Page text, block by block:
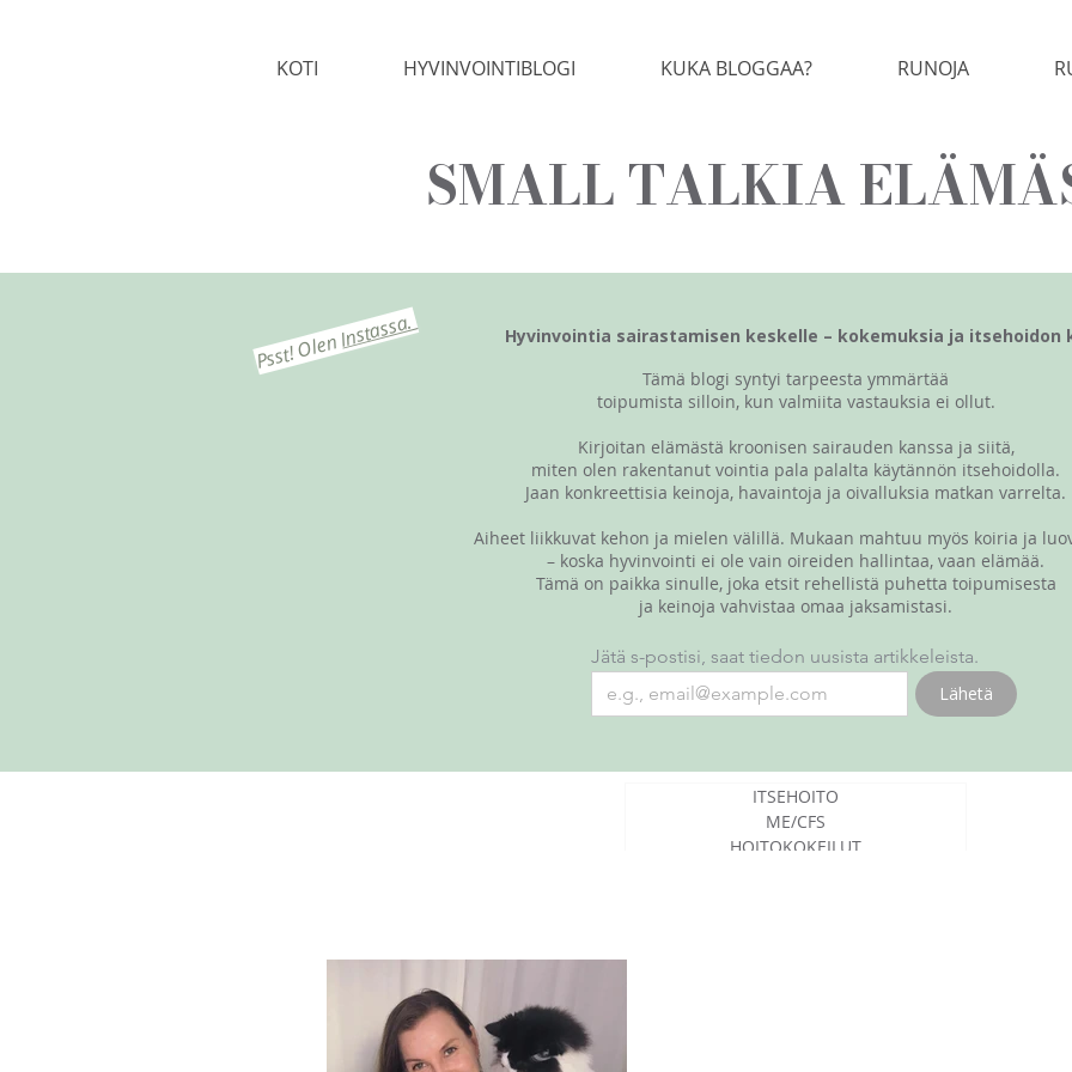
KOTI HYVINVOINTIBLOGI KUKA BLOGGAA? RUNOJA
SMALL TALKIA
Psst! OlenInstassa.
Tämä blogi syntyi tarpeesta ymmärtää
toipumista silloin, kun valmiita vastauksia ei ollut.
Kirjoitan elämästä kroonisen sairauden kanssa ja siitä,
miten olen rakentanut vointia pala palalta käytännön itsehoidolla.
Jaan konkreettisia keinoja, havaintoja ja oivalluksia matkan varrelta.
Aiheet liikkuvat kehon ja mielen välillä. Mukaan mahtuu myös koiria ja
– koska hyvinvointi ei ole vain oireiden hallintaa, vaan elämää.
Tämä on paikka sinulle, joka etsit rehellistä puhetta toipumisesta
ja keinoja vahvistaa omaa jaksamistasi.
Jätä s-postisi, saat tiedon uusista artikkeleista.
Lähetä
Hyvinvointia sairastamisen keskelle – kokemuksia ja itsehoidon
ITSEHOITO
ME/CFS
HOITOKOKEILUT